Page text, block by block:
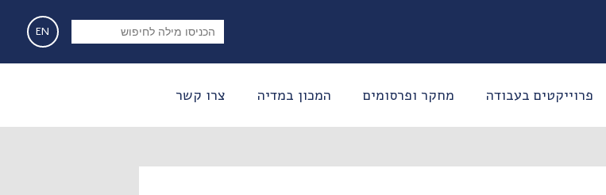
EN
פרוייקטים בעבודה מחקר ופרסומים המכון במדיה צרו קשר